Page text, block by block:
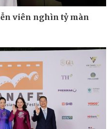
Thị trường
viên nghìn tỷ màn